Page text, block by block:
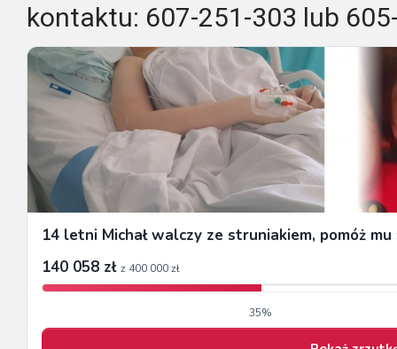
kontaktu: 607-251-303 lub